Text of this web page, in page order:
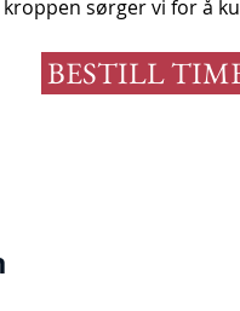
kroppen sørger vi for å
BESTILL